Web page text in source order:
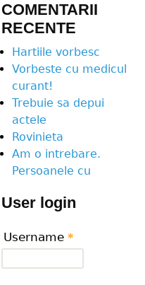
COMENTARII
RECENTE
Hartiile vorbesc
Vorbeste cu medicul
curant!
Trebuie sa depui
actele
Rovinieta
Am o intrebare.
Persoanele cu
User login
Username *